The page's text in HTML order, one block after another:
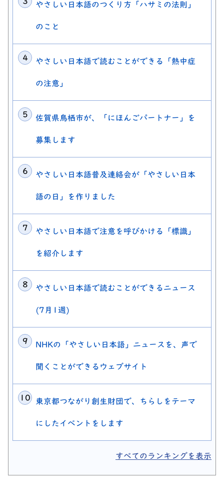
やさしい日本語のつくり方「ハサミの法則」
のこと
やさしい日本語で読むことができる「熱中症
の注意」
佐賀県鳥栖市が、「にほんごパートナー」を
募集します
やさしい日本語普及連絡会が「やさしい日本
語の日」を作りました
やさしい日本語で注意を呼びかける「標識」
を紹介します
やさしい日本語で読むことができるニュース
(7月1週)
NHKの「やさしい日本語」ニュースを、声で
聞くことができるウェブサイト
東京都つながり創生財団で、ちらしをテーマ
にしたイベントをします
すべてのランキングを表示